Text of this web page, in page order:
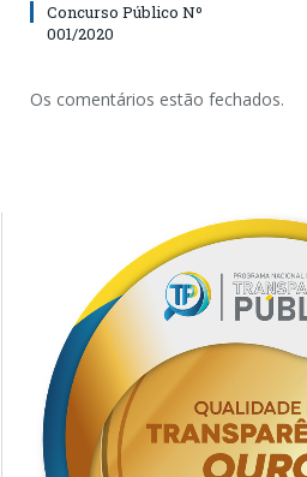
Concurso Público Nº
001/2020
Os comentários estão fechados.